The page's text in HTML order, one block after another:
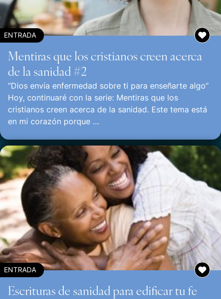
ENTRADA
Mentiras que los cristianos creen acerca
de la sanidad #2
“Dios envía enfermedad sobre ti para enseñarte algo”
Hoy, continuaré con la serie: Mentiras que los
cristianos creen acerca de la sanidad. Este tema está
en mi corazón porque …
ENTRADA
Escrituras de sanidad para edificar tu fe